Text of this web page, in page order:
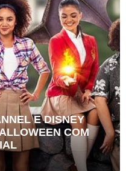
E DISNEY
COM